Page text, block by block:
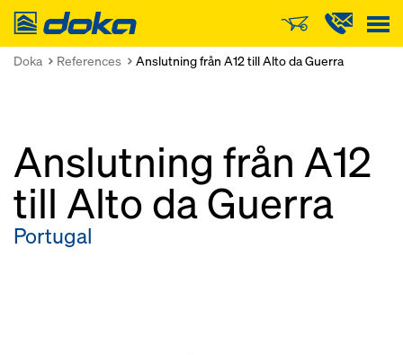
Doka
Doka References Anslutning från A12 till Alto da Guerra
Anslutning från A12
till Alto da Guerra
Portugal